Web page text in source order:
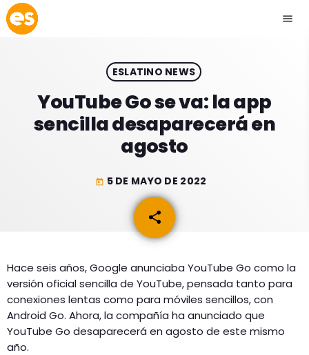
menu
play_arrow EMISIÓN LA PAZ
play_arrow EMISIÓN COCHABAMBA
ACTUALIDAD
ESPECTÁCULOS
GEEKERS
MÚSICA
PROGRAMACIÓN
INICIO
RADIO SPLENDID
ESLATINO NEWS
YouTube Go se va: la app
sencilla desaparecerá en
agosto
today 5 DE MAYO DE 2022
share
email
Hace seis años, Google anunciaba YouTube Go como la
versión oficial sencilla de YouTube, pensada tanto para
conexiones lentas como para móviles sencillos, con
Android Go. Ahora, la compañía ha anunciado que
YouTube Go desaparecerá en agosto de este mismo
año.